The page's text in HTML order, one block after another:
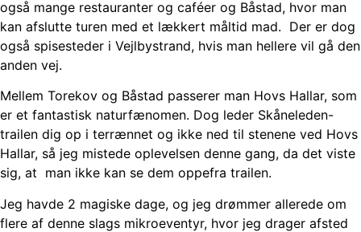
også mange restauranter og caféer og Båstad, hvor man
kan afslutte turen med et lækkert måltid mad. Der er dog
også spisesteder i Vejlbystrand, hvis man hellere vil gå den
anden vej.
Mellem Torekov og Båstad passerer man Hovs Hallar, som
er et fantastisk naturfænomen. Dog leder Skåneleden-
trailen dig op i terrænnet og ikke ned til stenene ved Hovs
Hallar, så jeg mistede oplevelsen denne gang, da det viste
sig, at man ikke kan se dem oppefra trailen.
Jeg havde 2 magiske dage, og jeg drømmer allerede om
flere af denne slags mikroeventyr, hvor jeg drager afsted